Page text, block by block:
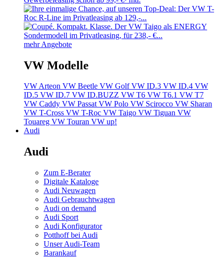
mehr Angebote
VW Modelle
VW Arteon VW Beetle VW GolfVW ID.3 VW ID.4 VW
ID.5 VW ID.7 VW ID.BUZZ VW T6 VW T6.1 VW T7
VW Caddy VW PassatVW Polo VW Scirocco VW Sharan
VW T-Cross VW T-Roc VW Taigo VW Tiguan VW
Touareg VW Touran VW up!
Audi
Audi
Zum E-Berater
Digitale Kataloge
Audi Neuwagen
Audi Gebrauchtwagen
Audi on demand
Audi Sport
Audi Konfigurator
Potthoff bei Audi
Unser Audi-Team
Barankauf